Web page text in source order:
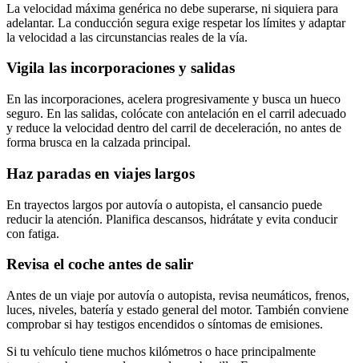
La velocidad máxima genérica no debe superarse, ni siquiera para
adelantar. La conducción segura exige respetar los límites y adaptar
la velocidad a las circunstancias reales de la vía.
Vigila las incorporaciones y salidas
En las incorporaciones, acelera progresivamente y busca un hueco
seguro. En las salidas, colócate con antelación en el carril adecuado
y reduce la velocidad dentro del carril de deceleración, no antes de
forma brusca en la calzada principal.
Haz paradas en viajes largos
En trayectos largos por autovía o autopista, el cansancio puede
reducir la atención. Planifica descansos, hidrátate y evita conducir
con fatiga.
Revisa el coche antes de salir
Antes de un viaje por autovía o autopista, revisa neumáticos, frenos,
luces, niveles, batería y estado general del motor. También conviene
comprobar si hay testigos encendidos o síntomas de emisiones.
Si tu vehículo tiene muchos kilómetros o hace principalmente